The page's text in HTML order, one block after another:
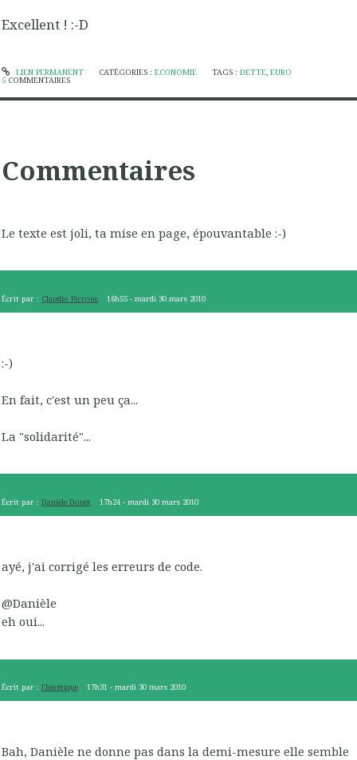
Excellent ! :-D
LIEN PERMANENT CATÉGORIES : ECONOMIE TAGS :DETTE,EURO
5 COMMENTAIRES
Commentaires
Le texte est joli, ta mise en page, épouvantable :-)
Écrit par : Claudio Pirrone 16h55 -mardi 30 mars 2010
:-)
En fait, c'est un peu ça...
La "solidarité"...
Écrit par : Danièle Douet 17h24 -mardi 30 mars 2010
ayé, j'ai corrigé les erreurs de code.
@Danièle
eh oui...
Écrit par : l'hérétique 17h31 -mardi 30 mars 2010
Bah, Danièle ne donne pas dans la demi-mesure elle semble